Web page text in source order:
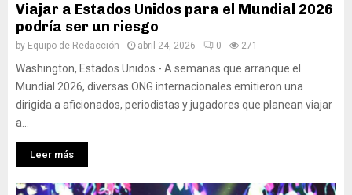
Viajar a Estados Unidos para el Mundial 2026
podría ser un riesgo
by Equipo de Redacción abril 24, 2026 0 271
Washington, Estados Unidos.- A semanas que arranque el
Mundial 2026, diversas ONG internacionales emitieron una
dirigida a aficionados, periodistas y jugadores que planean viajar
a...
Leer más